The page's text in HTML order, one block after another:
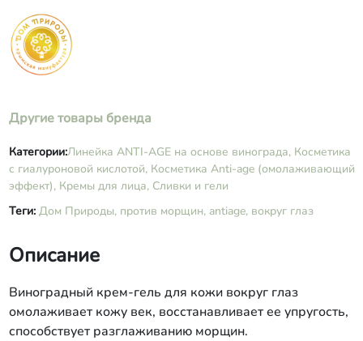
Другие товары бренда
Категории:​Линейка ANTI-AGE на основе винограда, Косметика
с гиалуроновой кислотой, Косметика Anti-age (омолаживающий
эффект), Кремы для лица, Сливки и гели
Теги: Дом Природы, против морщин, antiage, вокруг глаз
Описание
Виноградный крем-гель для кожи вокруг глаз
омолаживает кожу век, восстанавливает ее упругость,
способствует разглаживанию морщин.